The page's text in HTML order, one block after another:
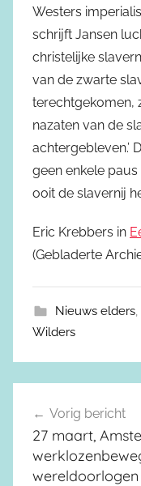
Westers
schrijft Jansen
christelijke
van de zwarte
terechtgekomen,
nazaten van de
achtergebleven.’
geen enkele
ooit de slavernij
Eric Krebbers in
(Gebladerte
Nieuws elders,
Wilders
Vorig bericht
27 maart,
wereldoorlogen